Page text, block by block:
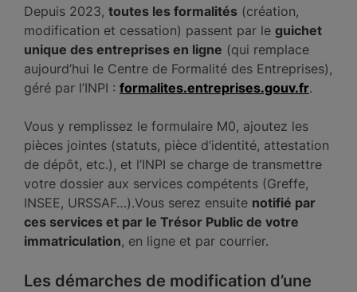
Depuis 2023, toutes les formalités (création,
modification et cessation) passent par le guichet
unique des entreprises en ligne (qui remplace
aujourd’hui le Centre de Formalité des Entreprises),
géré par l’INPI : formalites.entreprises.gouv.fr.
Vous y remplissez le formulaire M0, ajoutez les
pièces jointes (statuts, pièce d’identité, attestation
de dépôt, etc.), et l’INPI se charge de transmettre
votre dossier aux services compétents (Greffe,
INSEE, URSSAF…).Vous serez ensuite notifié par
ces services et par le Trésor Public de votre
immatriculation, en ligne et par courrier.
Les démarches de modification d’une